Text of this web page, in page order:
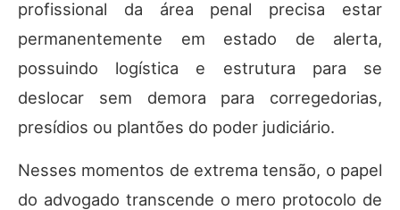
profissional da área penal precisa estar
permanentemente em estado de alerta,
possuindo logística e estrutura para se
deslocar sem demora para corregedorias,
presídios ou plantões do poder judiciário.
Nesses momentos de extrema tensão, o papel
do advogado transcende o mero protocolo de